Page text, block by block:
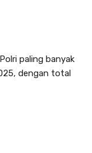
paling banyak
dengan total